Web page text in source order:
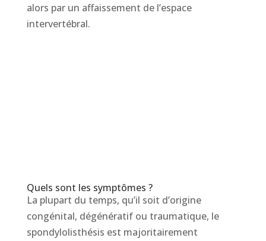
alors par un affaissement de l’espace
intervertébral.
Quels sont les symptômes ?
La plupart du temps, qu’il soit d’origine
congénital, dégénératif ou traumatique, le
spondylolisthésis est majoritairement